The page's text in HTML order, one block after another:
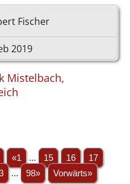
Fischer
2019
Mistelbach,
«1 ... 15 16
17
... 98» Vorwärts»